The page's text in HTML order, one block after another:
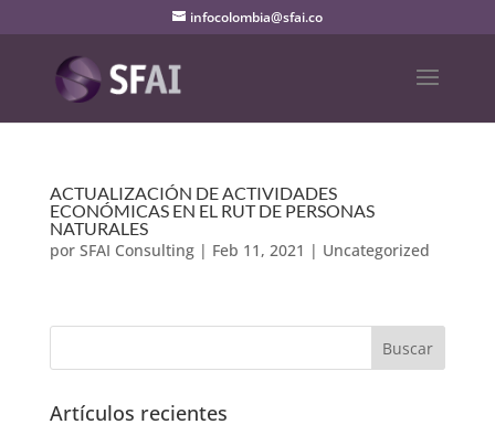
infocolombia@sfai.co
ACTUALIZACIÓN DE ACTIVIDADES
ECONÓMICAS EN EL RUT DE PERSONAS
NATURALES
por SFAI Consulting| Feb 11, 2021 | Uncategorized
Artículos recientes